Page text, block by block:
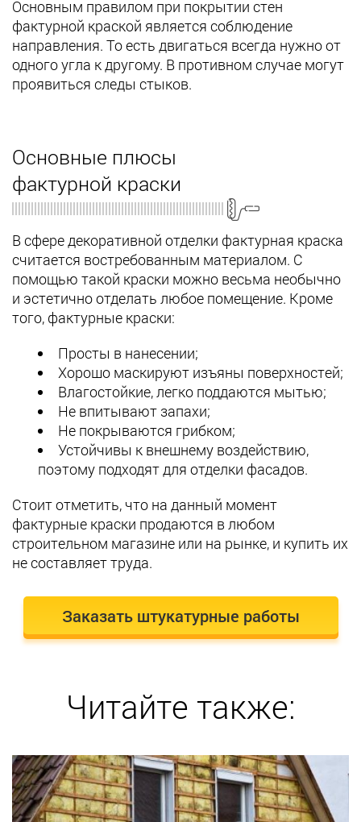
Основным правилом при покрытии стен
фактурной краской является соблюдение
направления. То есть двигаться всегда нужно от
одного угла к другому. В противном случае могут
проявиться следы стыков.
Основные плюсы
фактурной краски
В сфере декоративной отделки фактурная краска
считается востребованным материалом. С
помощью такой краски можно весьма необычно
и эстетично отделать любое помещение. Кроме
того, фактурные краски:
Просты в нанесении;
Хорошо маскируют изъяны поверхностей;
Влагостойкие, легко поддаются мытью;
Не впитывают запахи;
Не покрываются грибком;
Устойчивы к внешнему воздействию,
поэтому подходят для отделки фасадов.
Стоит отметить, что на данный момент
фактурные краски продаются в любом
строительном магазине или на рынке, и купить их
не составляет труда.
Заказать штукатурные работы
Читайте также: